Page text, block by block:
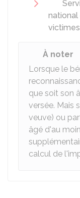
À noter
Lorsque le
que soit son
versée. Mais
veuve) ou
âgé d'au
calcul de